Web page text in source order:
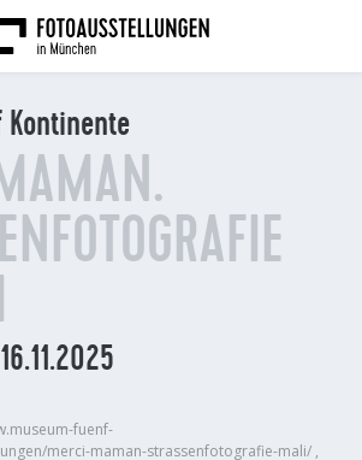
I
fuenf-
merci-maman-strassenfotografie-mali/ ,